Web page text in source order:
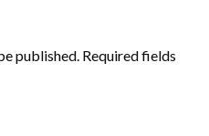
published. Required fields